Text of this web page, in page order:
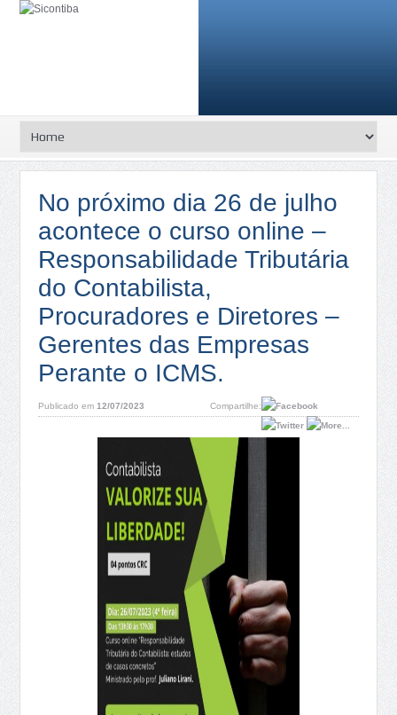
No próximo dia 26 de julho
acontece o curso online –
Responsabilidade Tributária
do Contabilista,
Procuradores e Diretores –
Gerentes das Empresas
Perante o ICMS.
Publicado em12/07/2023 Compartilhe: